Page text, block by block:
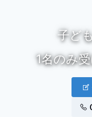
子ど
1名のみ